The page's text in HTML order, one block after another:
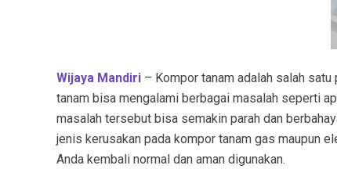
Wijaya Mandiri – Kompor tanam adalah salah
tanam bisa mengalami berbagai masalah seperti
masalah tersebut bisa semakin parah dan
jenis kerusakan pada kompor tanam gas maupun
Anda kembali normal dan aman digunakan.